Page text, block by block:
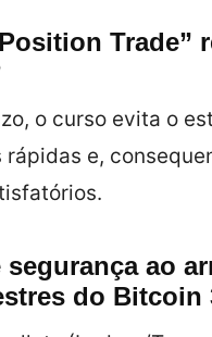
Trade”
o curso evita o
e,
ao
do Bitcoin